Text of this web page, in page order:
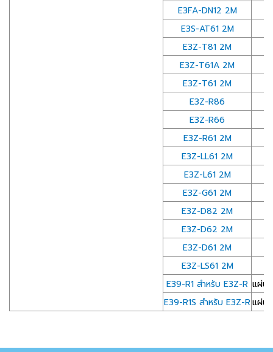
E3FA-DN12 2M
E3S-AT61 2M
E3Z-T81 2M
E3Z-T61A 2M
E3Z-T61 2M
E3Z-R86
E3Z-R66
E3Z-R61 2M
E3Z-LL61 2M
E3Z-L61 2M
E3Z-G61 2M
E3Z-D82 2M
E3Z-D62 2M
E3Z-D61 2M
E3Z-LS61 2M
E39-R1 สำหรับ E3Z-R แผ่น
E39-R1S สำหรับ E3Z-Rแผ่น